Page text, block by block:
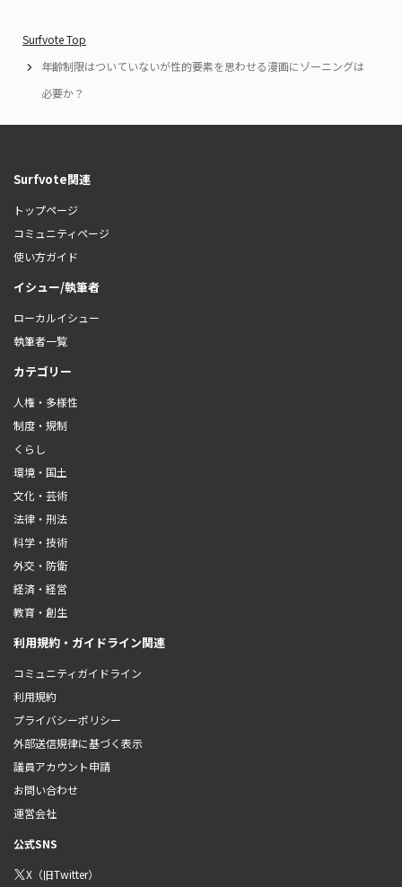
Surfvote Top
年齢制限はついていないが性的要素を思わせる漫画にゾーニングは
必要か？
Surfvote関連
トップページ
コミュニティページ
使い方ガイド
イシュー/執筆者
ローカルイシュー
執筆者一覧
カテゴリー
人権・多様性
制度・規制
くらし
環境・国土
文化・芸術
法律・刑法
科学・技術
外交・防衛
経済・経営
教育・創生
利用規約・ガイドライン関連
コミュニティガイドライン
利用規約
プライバシーポリシー
外部送信規律に基づく表示
議員アカウント申請
お問い合わせ
運営会社
公式SNS
X（旧Twitter）